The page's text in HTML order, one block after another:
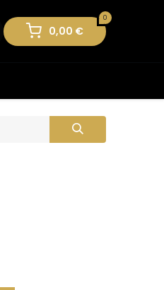
0
0,00 €